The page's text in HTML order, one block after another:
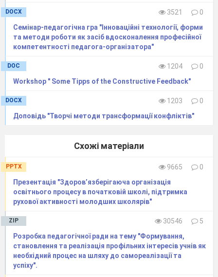
Сонечко залишає галявину. З хатини
виходять Весна , знімає рушник, зазираючи
Весна
В діжці стало пусто.
Під муз. Супровід до оселі
і збігаються
звірята: Зайчики, Вовчик, Білочка, Їжачок,
Ось і звірята у гості прийшли.
Може про тісто щось знають вони?
(до звірят)
Гей, малята, зачекайте,
Тісто де моє, не знаєте?
1 Вовчик
Бачили ми місце, де стрибало тісто.
1 Білочка
Йди на той горбочок,
DOCX 3521
0
Семінар-педагогічна гра "Інноваційні технології, форми
та методи роботи як засіб вдосконалення професійної
компетентності педагога-організатора"
DOC 1204
0
Workshop " Some Tipps of the Constructive Feedback"
DOCX 1203
0
Доповідь "Творчі методи трансформації конфліктів"
Схожі матеріали
PPTX 9665
0
Презентація "Здоров’язберігаюча організація
освітнього процесу в початковій школі, підтримка
рухової активності молодших школярів"
ZIP 30546
5
Розробка педагогічної ради на тему "Формування,
становлення та реалізація профільних інтересів учнів як
необхідний процес на шляху до самореалізації та
успіху".